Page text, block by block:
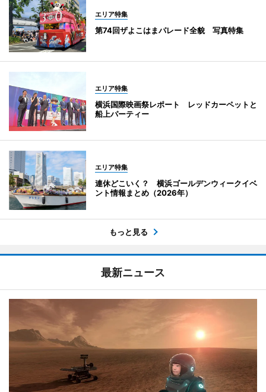
エリア特集
第74回ザよこはまパレード全貌 写真特集
エリア特集
横浜国際映画祭レポート レッドカーペットと
船上パーティー
エリア特集
連休どこいく？ 横浜ゴールデンウィークイベ
ント情報まとめ（2026年）
もっと見る
最新ニュース